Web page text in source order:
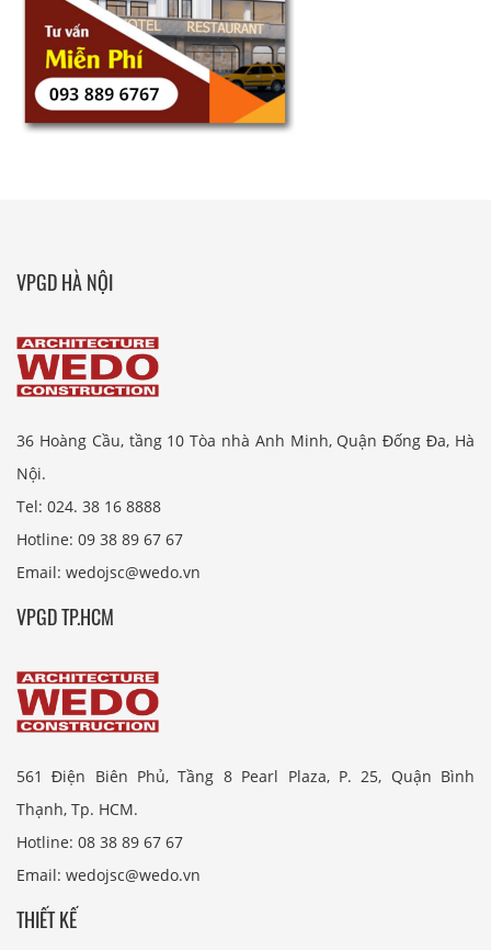
VPGD HÀ NỘI
36 Hoàng Cầu, tầng 10 Tòa nhà Anh Minh, Quận Đống Đa, Hà
Nội.
Tel: 024. 38 16 8888
Hotline: 09 38 89 67 67
Email: wedojsc@wedo.vn
VPGD TP.HCM
561 Điện Biên Phủ, Tầng 8 Pearl Plaza, P. 25, Quận Bình
Thạnh, Tp. HCM.
Hotline: 08 38 89 67 67
Email: wedojsc@wedo.vn
THIẾT KẾ